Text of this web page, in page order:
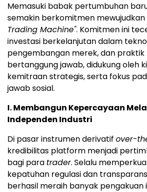
Memasuki babak pertumbuhan
semakin berkomitmen mewujudkan
Trading Machine". Komitmen ini
investasi berkelanjutan dalam
pengembangan merek, dan praktik
bertanggung jawab, didukung oleh
kemitraan strategis, serta fokus
jawab sosial.
I. Membangun Kepercayaan
Independen Industri
Di pasar instrumen derivatif over-
kredibilitas platform menjadi
bagi para trader. Selalu
kepatuhan regulasi dan
berhasil meraih banyak pengakuan